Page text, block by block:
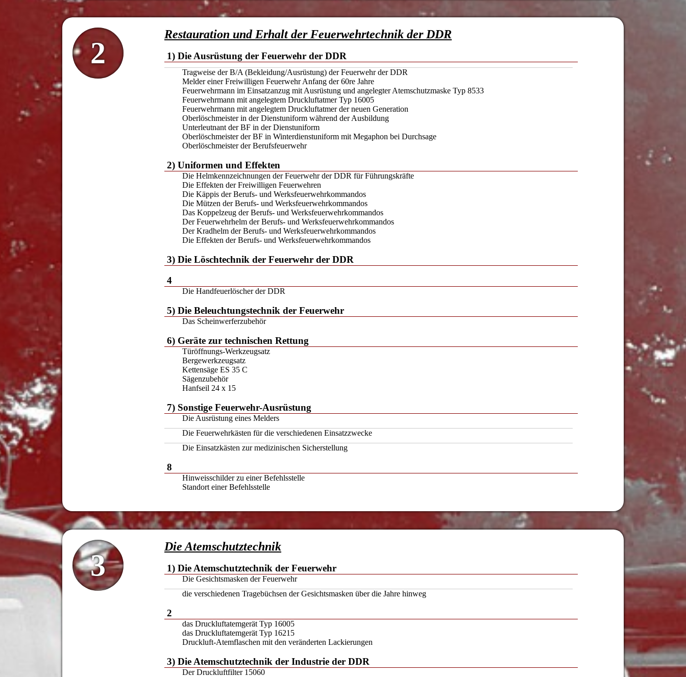
2
Restauration und Erhalt der Feuerwehrtechnik der DDR
1) Die Ausrüstung der Feuerwehr der DDR
Tragweise der B/A (Bekleidung/Ausrüstung) der Feuerwehr der DDR
Melder einer Freiwilligen Feuerwehr Anfang der 60re Jahre
Feuerwehrmann im Einsatzanzug mit Ausrüstung und angelegter Atemschutzmaske Typ 8533
Feuerwehrmann mit angelegtem Druckluftatmer Typ 16005
Feuerwehrmann mit angelegtem Druckluftatmer der neuen Generation
Oberlöschmeister in der Dienstuniform während der Ausbildung
Unterleutnant der BF in der Dienstuniform
Oberlöschmeister der BF in Winterdienstuniform mit Megaphon bei Durchsage
Oberlöschmeister der Berufsfeuerwehr
2) Uniformen und Effekten
Die Helmkennzeichnungen der Feuerwehr der DDR für Führungskräfte
Die Effekten der Freiwilligen Feuerwehren
Die Käppis der Berufs- und Werksfeuerwehrkommandos
Die Mützen der Berufs- und Werksfeuerwehrkommandos
Das Koppelzeug der Berufs- und Werksfeuerwehrkommandos
Der Feuerwehrhelm der Berufs- und Werksfeuerwehrkommandos
Der Kradhelm der Berufs- und Werksfeuerwehrkommandos
Die Effekten der Berufs- und Werksfeuerwehrkommandos
3) Die Löschtechnik der Feuerwehr der DDR
4
Die Handfeuerlöscher der DDR
5) Die Beleuchtungstechnik der Feuerwehr
Das Scheinwerferzubehör
6) Geräte zur technischen Rettung
Türöffnungs-Werkzeugsatz
Bergewerkzeugsatz
Kettensäge ES 35 C
Sägenzubehör
Hanfseil 24 x 15
7) Sonstige Feuerwehr-Ausrüstung
Die Ausrüstung eines Melders
Die Feuerwehrkästen für die verschiedenen Einsatzzwecke
Die Einsatzkästen zur medizinischen Sicherstellung
8
Hinweisschilder zu einer Befehlsstelle
Standort einer Befehlsstelle
3
Die Atemschutztechnik
1) Die Atemschutztechnik der Feuerwehr
Die Gesichtsmasken der Feuerwehr
die verschiedenen Tragebüchsen der Gesichtsmasken über die Jahre hinweg
2
das Druckluftatemgerät Typ 16005
das Druckluftatemgerät Typ 16215
Druckluft-Atemflaschen mit den veränderten Lackierungen
3) Die Atemschutztechnik der Industrie der DDR
Der Druckluftfilter 15060